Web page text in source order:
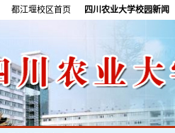
都江堰校区首页 四川农业大学校园新闻